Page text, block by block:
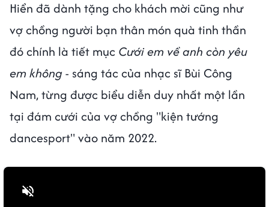
Hiển đã dành tặng cho khách mời cũng như
vợ chồng người bạn thân món quà tinh thần
đó chính là tiết mục Cưới em về anh còn yêu
em không- sáng tác của nhạc sĩ Bùi Công
Nam, từng được biểu diễn duy nhất một lần
tại đám cưới của vợ chồng "kiện tướng
dancesport" vào năm 2022.